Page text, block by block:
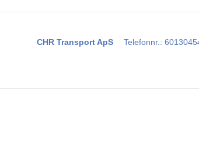
CHR Transport ApS Telefonnr. :